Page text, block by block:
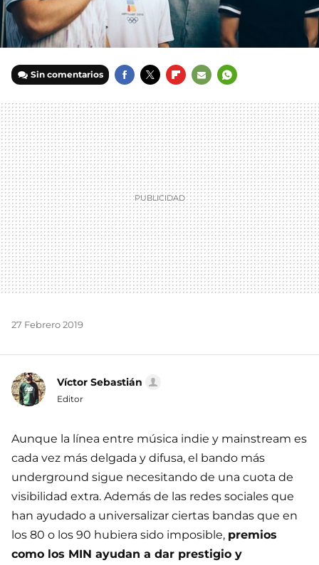
Sin comentarios
MAIL
27 Febrero 2019
Víctor Sebastián
Editor
Aunque la línea entre música indie y mainstream es
cada vez más delgada y difusa, el bando más
underground sigue necesitando de una cuota de
visibilidad extra. Además de las redes sociales que
han ayudado a universalizar ciertas bandas que en
los 80 o los 90 hubiera sido imposible, premios
como los MIN ayudan a dar prestigio y